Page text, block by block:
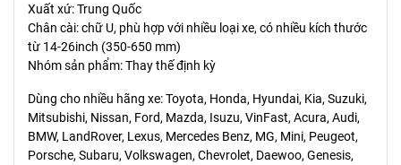
Xuất xứ: Trung Quốc
Chân cài: chữ U, phù hợp với nhiều loại xe, có nhiều kích thước
từ 14-26inch (350-650 mm)
Nhóm sản phẩm: Thay thế định kỳ
Dùng cho nhiều hãng xe: Toyota, Honda, Hyundai, Kia, Suzuki,
Mitsubishi, Nissan, Ford, Mazda, Isuzu, VinFast, Acura, Audi,
BMW, LandRover, Lexus, Mercedes Benz, MG, Mini, Peugeot,
Porsche, Subaru, Volkswagen, Chevrolet, Daewoo, Genesis,